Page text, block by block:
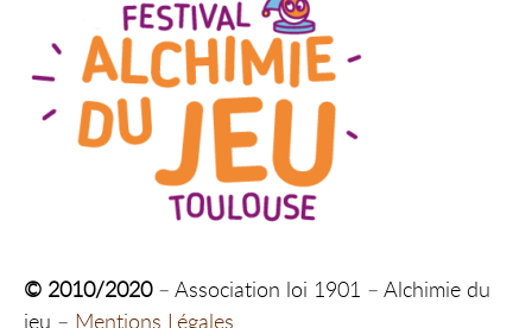
© 2010/2020– Association loi 1901 – Alchimie du
jeu – Mentions Légales